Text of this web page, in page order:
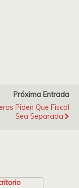
Próxima Entrada
Piden Que Fiscal
Sea Separada